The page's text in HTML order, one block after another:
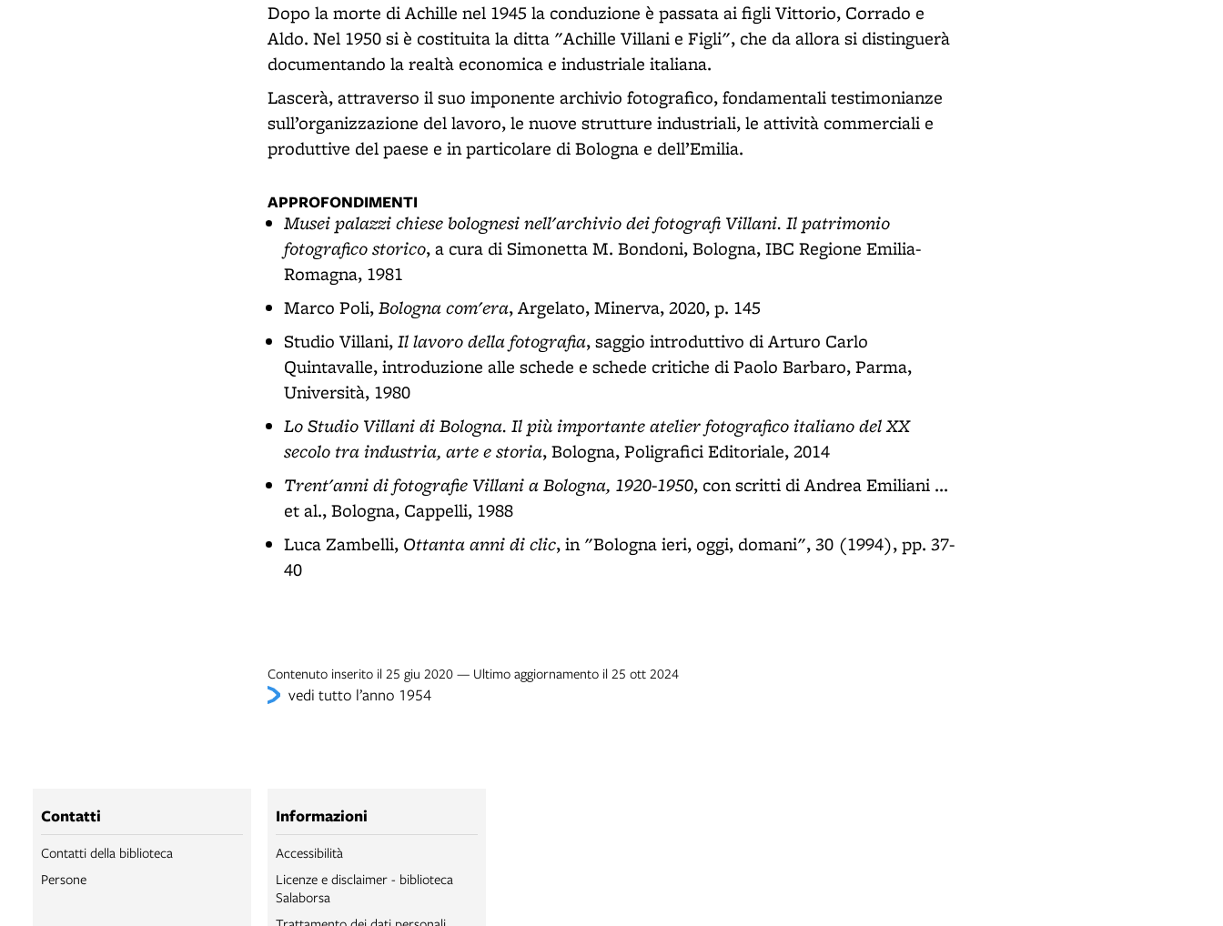
Dopo la morte di Achille nel 1945 la conduzione è passata ai figli Vittorio, Corrado e
Aldo. Nel 1950 si è costituita la ditta "Achille Villani e Figli", che da allora si distinguerà
documentando la realtà economica e industriale italiana.
Lascerà, attraverso il suo imponente archivio fotografico, fondamentali testimonianze
sull’organizzazione del lavoro, le nuove strutture industriali, le attività commerciali e
produttive del paese e in particolare di Bologna e dell’Emilia.
APPROFONDIMENTI
Musei palazzi chiese bolognesi nell'archivio dei fotografi Villani. Il patrimonio
fotografico storico, a cura di Simonetta M. Bondoni, Bologna, IBC Regione Emilia-
Romagna, 1981
Marco Poli,Bologna com'era, Argelato, Minerva, 2020, p. 145
Studio Villani,Il lavoro della fotografia, saggio introduttivo di Arturo Carlo
Quintavalle, introduzione alle schede e schede critiche di Paolo Barbaro, Parma,
Università, 1980
Lo Studio Villani di Bologna. Il più importante atelier fotografico italiano del XX
secolo tra industria, arte e storia, Bologna, Poligrafici Editoriale, 2014
Trent'anni di fotografie Villani a Bologna, 1920-1950, con scritti di Andrea Emiliani ...
et al., Bologna, Cappelli, 1988
Luca Zambelli, Ottanta anni di clic, in "Bologna ieri, oggi, domani", 30 (1994), pp. 37-
40
Contenuto inserito il 25 giu 2020 — Ultimo aggiornamento il 25 ott 2024
vedi tutto l’anno 1954
Contatti
Contatti della biblioteca
Persone
Informazioni
Accessibilità
Licenze e disclaimer - biblioteca
Salaborsa